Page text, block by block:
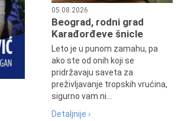
05.08.2026
Beograd, rodni grad
Karađorđeve šnicle
Leto je u punom zamahu, pa
ako ste od onih koji se
pridržavaju saveta za
preživljavanje tropskih vrućina,
sigurno vam ni...
Detaljnije ›